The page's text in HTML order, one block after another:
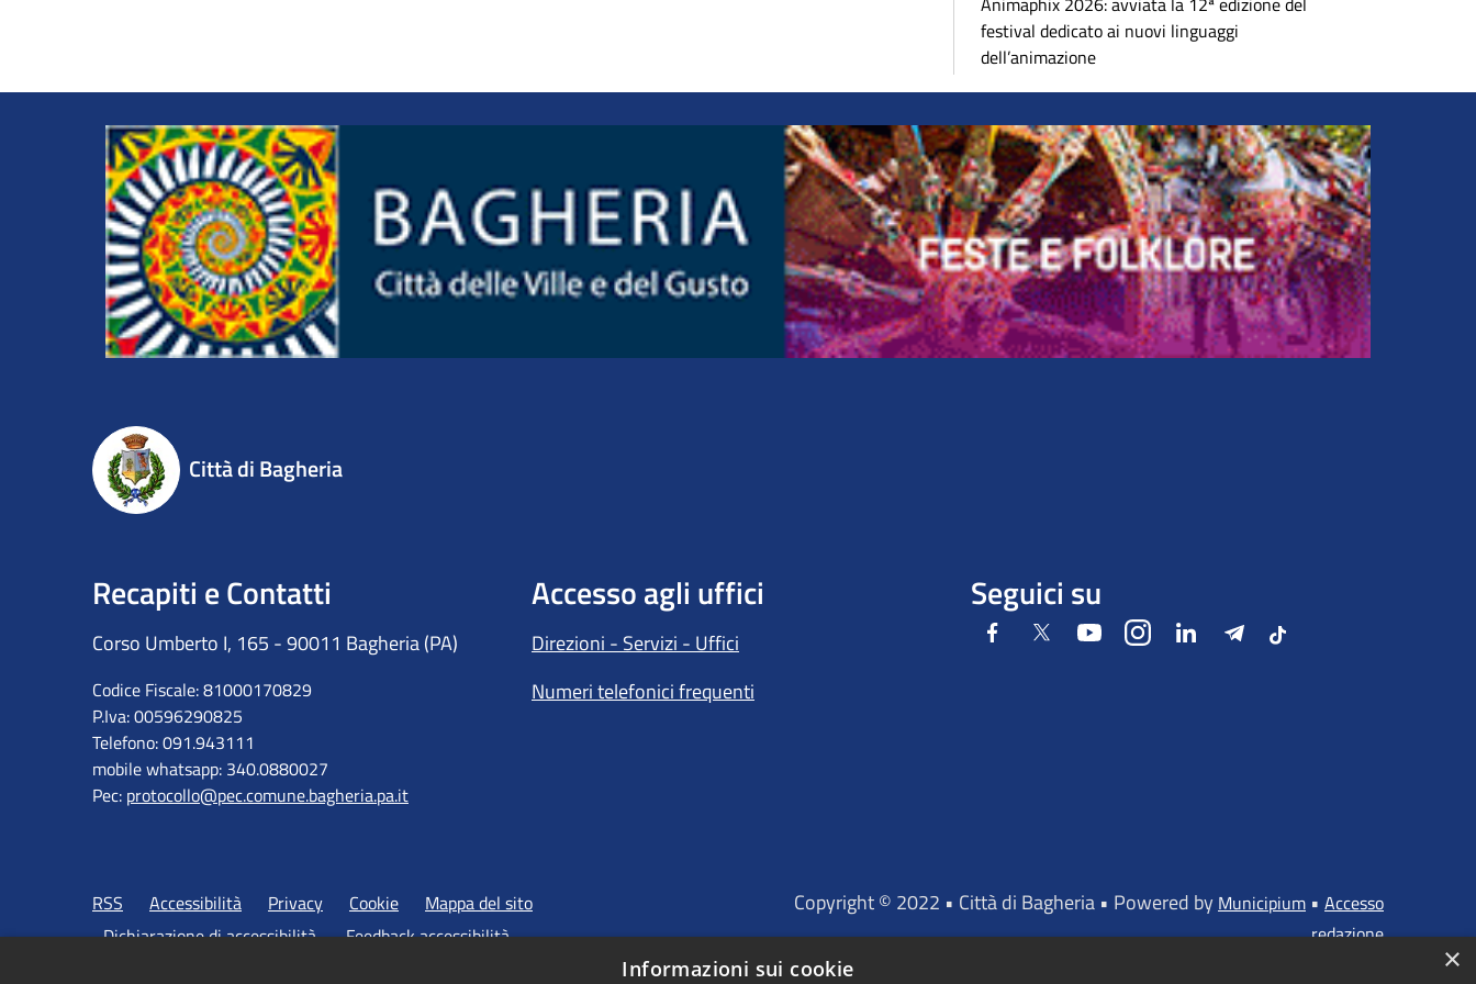
festival dedicato ai nuovi linguaggi
dell’animazione
Città di Bagheria
Recapiti e Contatti
Corso Umberto I, 165 - 90011 Bagheria (PA)
Codice Fiscale: 81000170829
P.Iva: 00596290825
Telefono: 091.943111
mobile whatsapp: 340.0880027
Pec: protocollo@pec.comune.bagheria.pa.it
Accesso agli uffici
Direzioni - Servizi - Uffici
Numeri telefonici frequenti
Seguici su
FacebookTwitter YoutubeInstagramLinkedIn Telegram
Tiktok
RSS Accessibilità Privacy Cookie
Mappa del sito
Dichiarazione di accessibilità
Feedback accessibilità
Copyright © 2022 • Città di Bagheria • Powered by Municipium • Accesso
redazione
×
Informazioni sui cookie